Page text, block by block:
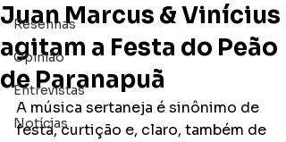
Resenhas
Opinião
Entrevistas
Notícias
Juan Marcus & Vinícius
agitam a Festa do Peão
de Paranapuã
A música sertaneja é sinônimo de
festa, curtição e, claro, também de